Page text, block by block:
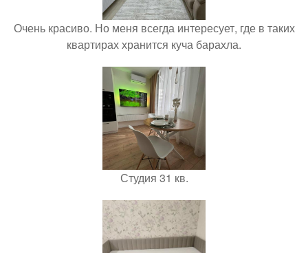
Очень красиво. Но меня всегда интересует, где в таких
квартирах хранится куча барахла.
Студия 31 кв.